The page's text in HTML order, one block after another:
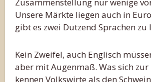
Zusammenstellung nur wenige
Unsere Märkte liegen auch in
gibt es zwei Dutzend Sprachen zu
Kein Zweifel, auch Englisch
aber mit Augenmaß. Was sich
kennen Volkswirte als den